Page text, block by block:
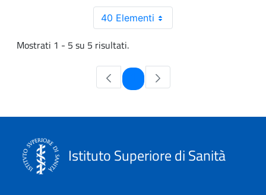
40 Elementi
Mostrati 1 - 5 su 5 risultati.
Pagina
Istituto Superiore di Sanità